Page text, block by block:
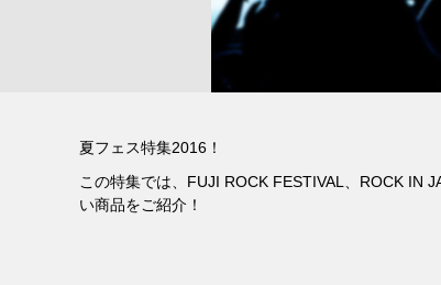
夏フェス特集2016！
この特集では、FUJI ROCK FESTIVAL、ROCK IN
い商品をご紹介！